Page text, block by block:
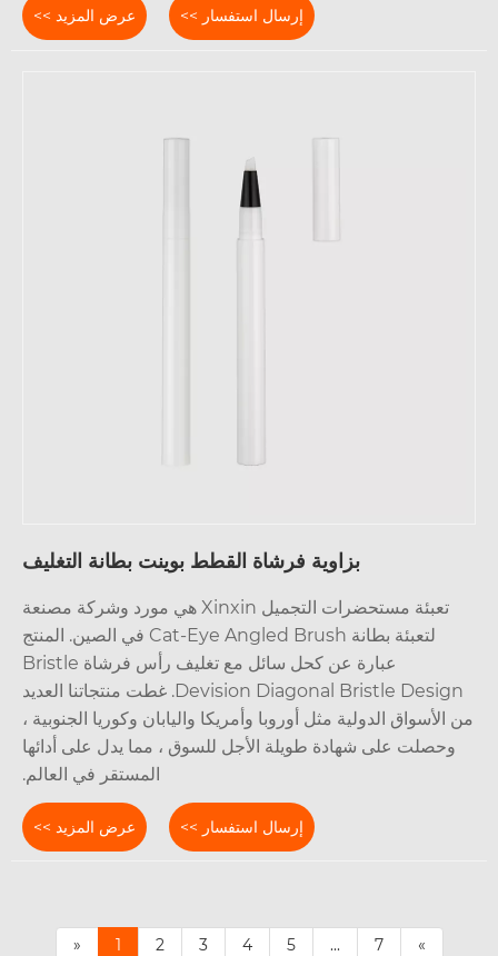
عرض المزيد >> إرسال استفسار >>
بزاوية فرشاة القطط بوينت بطانة التغليف
تعبئة مستحضرات التجميل Xinxin هي مورد وشركة مصنعة
لتعبئة بطانة Cat-Eye Angled Brush في الصين. المنتج
عبارة عن كحل سائل مع تغليف رأس فرشاة Bristle
Devision Diagonal Bristle Design. غطت منتجاتنا العديد
الدولية مثل أوروبا وأمريكا واليابان وكوريا الجنوبية ،
وحصلت على شهادة طويلة الأجل للسوق ، مما يدل على أدائها
المستقر في العالم.
عرض المزيد >> إرسال استفسار >>
« 1 2 3 4 5 ... 7